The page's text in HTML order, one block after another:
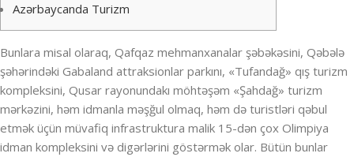
Azərbaycanda Turizm
Bunlara misal olaraq, Qafqaz mehmanxanalar şəbəkəsini, Qəbələ
şəhərindəki Gabaland attraksionlar parkını, «Tufandağ» qış turizm
kompleksini, Qusar rayonundakı möhtəşəm «Şahdağ» turizm
mərkəzini, həm idmanla məşğul olmaq, həm də turistləri qəbul
etmək üçün müvafiq infrastruktura malik 15-dən çox Olimpiya
idman kompleksini və digərlərini göstərmək olar. Bütün bunlar